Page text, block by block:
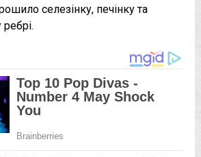
селезінку, печінку та